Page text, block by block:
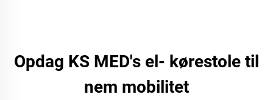
Opdag KS MED's el- kørestole til
nem mobilitet